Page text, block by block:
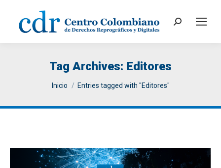
Search:
Tag Archives: Editores
You are here:
Inicio Entries tagged with "Editores"